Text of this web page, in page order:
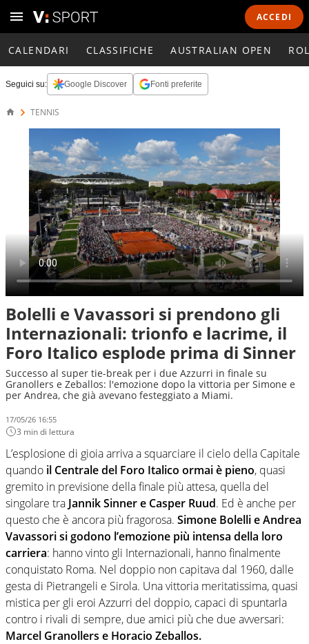
ACCEDI
CALENDARI CLASSIFICHE AUSTRALIAN OPEN
Seguici su: Google Discover Fonti preferite
TENNIS
Bolelli e Vavassori si prendono gli
Internazionali: trionfo e lacrime, il
Foro Italico esplode prima di Sinner
Successo al super tie-break per i due Azzurri in finale su
Granollers e Zeballos: l'emozione dopo la vittoria per Simone e
per Andrea, che già avevano festeggiato a Miami.
17/05/26 16:55
3 min di lettura
L’esplosione di gioia arriva a squarciare il cielo della Capitale
quando il Centrale del Foro Italico ormai è pieno, quasi
gremito in previsione della finale più attesa, quella del
singolare tra Jannik Sinner e Casper Ruud. Ed è anche per
questo che è ancora più fragorosa. Simone Bolelli e Andrea
Vavassori si godono l’emozione più intensa della loro
carriera: hanno vinto gli Internazionali, hanno finalmente
conquistato Roma. Nel doppio non capitava dal 1960, dalle
gesta di Pietrangeli e Sirola. Una vittoria meritatissima, quasi
mistica per gli eroi Azzurri del doppio, capaci di spuntarla
contro i rivali di sempre, due amici più che due avversari:
Marcel Granollers e Horacio Zeballos.